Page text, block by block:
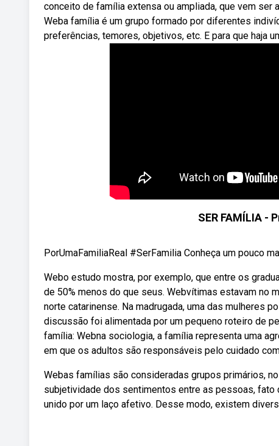
conceito de família extensa ou ampliada, que vem ser
Weba família é um grupo formado por diferentes
preferências, temores, objetivos, etc. E para que haja
SER FAMÍLIA -
PorUmaFamiliaReal #SerFamilia Conheça um pouco
Webo estudo mostra, por exemplo, que entre os
de 50% menos do que seus. Webvítimas estavam no
norte catarinense. Na madrugada, uma das mulheres
discussão foi alimentada por um pequeno roteiro de
família: Webna sociologia, a família representa uma
em que os adultos são responsáveis pelo cuidado
Webas famílias são consideradas grupos primários,
subjetividade dos sentimentos entre as pessoas, fato
unido por um laço afetivo. Desse modo, existem